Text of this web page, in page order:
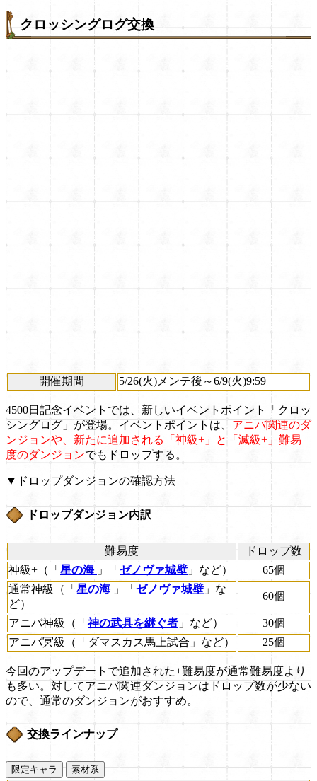
クロッシングログ交換
開催期間 5/26(火)メンテ後～6/9(火)9:59
4500日記念イベントでは、新しいイベントポイント「クロッ
シングログ」が登場。イベントポイントは、 アニバ関連のダ
ンジョンや、新たに追加される「神級+」と「滅級+」難易
度のダンジョンでもドロップする。
▼ドロップダンジョンの確認方法
ドロップダンジョン内訳
難易度
ドロップ数
神級+ （「 星の海 」「 ゼノヴァ城壁 」など）
65個
通常神級（「 星の海 」「 ゼノヴァ城壁 」な
ど）
60個
アニバ神級（「神の武具を継ぐ者 」など）
30個
アニバ冥級（「ダマスカス馬上試合」など）
25個
今回のアップデートで追加された+難易度が通常難易度より
も多い。対してアニバ関連ダンジョンはドロップ数が少ない
ので、通常のダンジョンがおすすめ。
交換ラインナップ
限定キャラ 素材系